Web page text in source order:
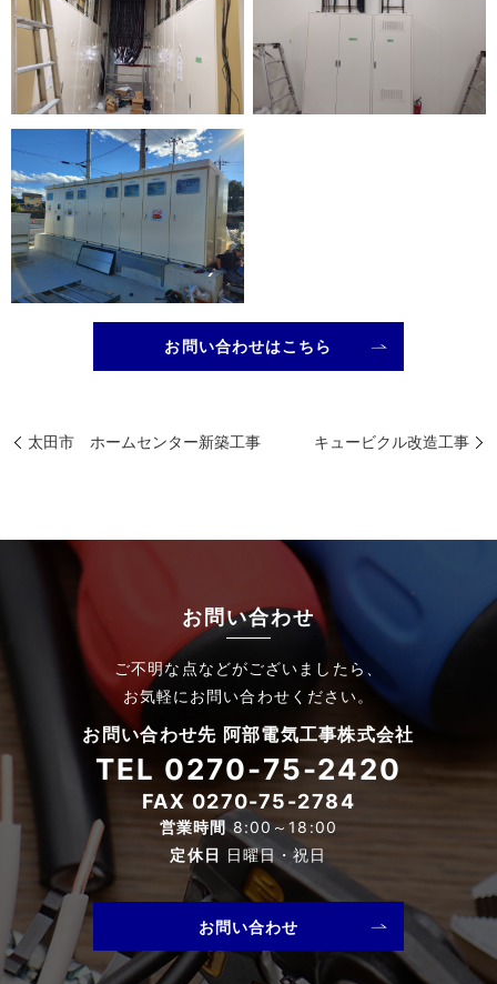
お問い合わせはこちら
太田市 ホームセンター新築工事 キュービクル改造工事
お問い合わせ
ご不明な点などがございましたら、
お気軽にお問い合わせください。
お問い合わせ先 阿部電気工事株式会社
TEL 0270-75-2420
FAX 0270-75-2784
営業時間8:00～18:00
定休日
日曜日・祝日
お問い合わせ